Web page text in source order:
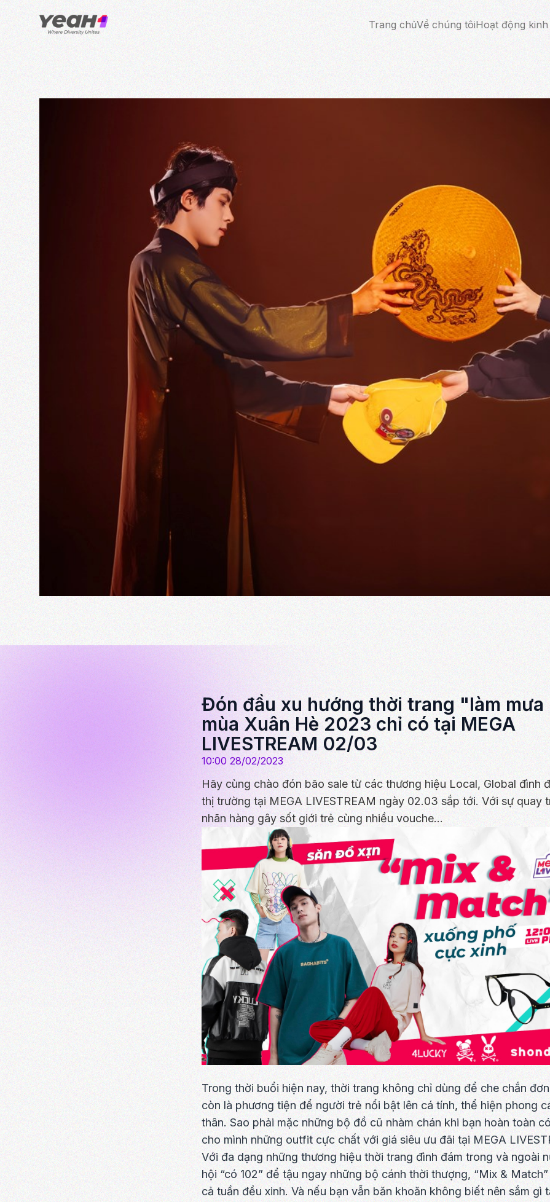
Trang chủVề chúng tôiHoạt động
Đón đầu xu hướng thời trang "làm mưa
mùa Xuân Hè 2023 chỉ có tại MEGA
LIVESTREAM 02/03
10:00 28/02/2023
Hãy cùng chào đón bão sale từ các thương hiệu Local, Global đình
thị trường tại MEGA LIVESTREAM ngày 02.03 sắp tới. Với sự quay
nhãn hàng gây sốt giới trẻ cùng nhiều vouche...
Trong thời buổi hiện nay, thời trang không chỉ dùng để che chắn
còn là phương tiện để người trẻ nổi bật lên cá tính, thể hiện phong
thân. Sao phải mặc những bộ đồ cũ nhàm chán khi bạn hoàn toàn
cho mình những outfit cực chất với giá siêu ưu đãi tại MEGA
Với đa dạng những thương hiệu thời trang đình đám trong và ngoài
hội “có 102” để tậu ngay những bộ cánh thời thượng, “Mix &
cả tuần đều xinh. Và nếu bạn vẫn băn khoăn không biết nên sắm gì